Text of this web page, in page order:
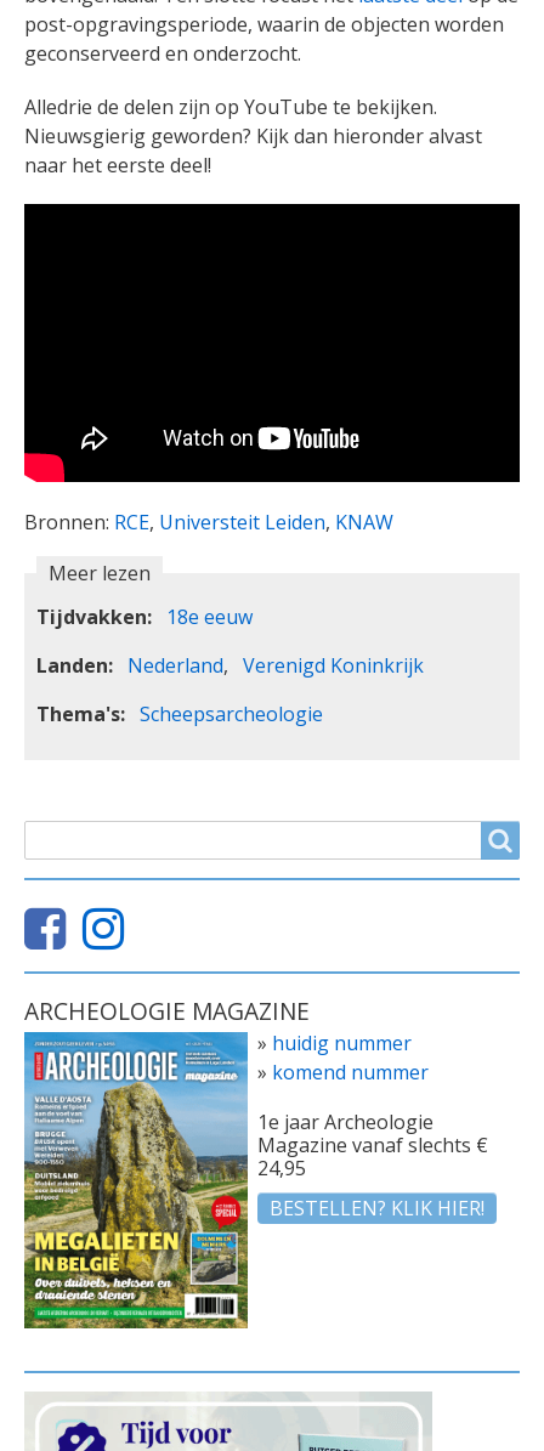
post-opgravingsperiode, waarin de objecten worden
geconserveerd en onderzocht.
Alledrie de delen zijn op YouTube te bekijken.
Nieuwsgierig geworden? Kijk dan hieronder alvast
naar het eerste deel!
Bronnen: RCE, Universteit Leiden, KNAW
Meer lezen
Tijdvakken
18e eeuw
Landen
Nederland
Verenigd Koninkrijk
Thema's
Scheepsarcheologie
ZOEKVELD
ARCHEOLOGIE MAGAZINE
» huidig nummer
» komend nummer
1e jaar Archeologie
Magazine vanaf slechts €
24,95
BESTELLEN? KLIK HIER!